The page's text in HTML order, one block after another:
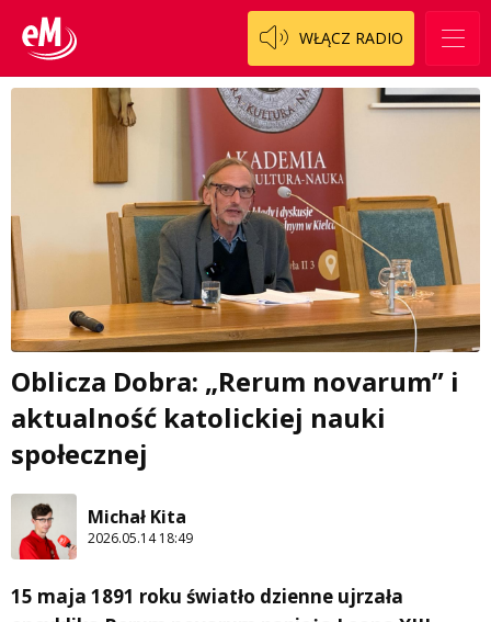
WŁĄCZ RADIO
Oblicza Dobra: „Rerum novarum” i
aktualność katolickiej nauki
społecznej
Michał Kita
2026.05.14 18:49
15 maja 1891 roku światło dzienne ujrzała